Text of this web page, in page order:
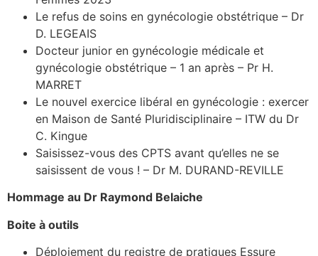
Le refus de soins en gynécologie obstétrique – Dr
D. LEGEAIS
Docteur junior en gynécologie médicale et
gynécologie obstétrique – 1 an après – Pr H.
MARRET
Le nouvel exercice libéral en gynécologie : exercer
en Maison de Santé Pluridisciplinaire – ITW du Dr
C. Kingue
Saisissez-vous des CPTS avant qu’elles ne se
saisissent de vous ! – Dr M. DURAND-REVILLE
Hommage au Dr Raymond Belaiche
Boite à outils
Déploiement du registre de pratiques Essure